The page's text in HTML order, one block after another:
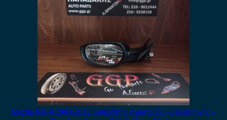
Mazda RX-8 2003-2012 Καθρέπτης Αριστερός – Ηλεκτρικός –